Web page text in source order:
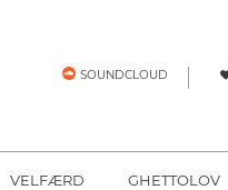
SOUNDCLOUD
VELFÆRD GHETTOLOV